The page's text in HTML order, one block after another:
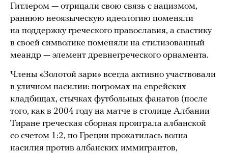
Гитлером — отрицали свою связь с нацизмом,
раннюю неоязыческую идеологию поменяли
на поддержку греческого православия, а свастику
в своей символике поменяли на стилизованный
меандр — элемент древнегреческого орнамента.
Члены «Золотой зари» всегда активно участвовали
в уличном насилии: погромах на еврейских
кладбищах, стычках футбольных фанатов (после
того, как в 2004 году на матче в столице Албании
Тиране греческая сборная проиграла албанской
со счетом 1:2, по Греции прокатилась волна
насилия против албанских иммигрантов,